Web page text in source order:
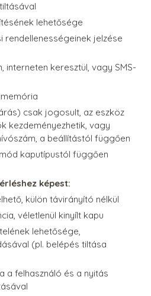
lehetősége
rendellenességeinek jelzése
interneten keresztül, vagy SMS-
csak jogosult, az eszköz
kezdeményezhetik, vagy
a beállítástól függően
kaputípustól függően
képest:
külön távirányító nélkül
véletlenül kinyílt kapu
lehetősége,
(pl. belépés tiltása
a felhasználó és a nyitás